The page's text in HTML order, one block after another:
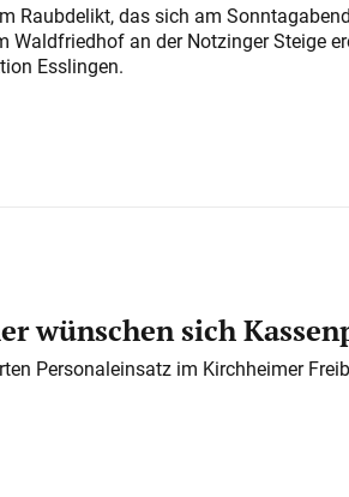
Raubdelikt, das sich am
Waldfriedhof an der Notzinger Steige
Esslingen.
wünschen sich
Personaleinsatz im Kirchheimer